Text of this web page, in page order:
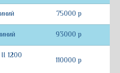
75000 р
93000 р
1200
110000 р